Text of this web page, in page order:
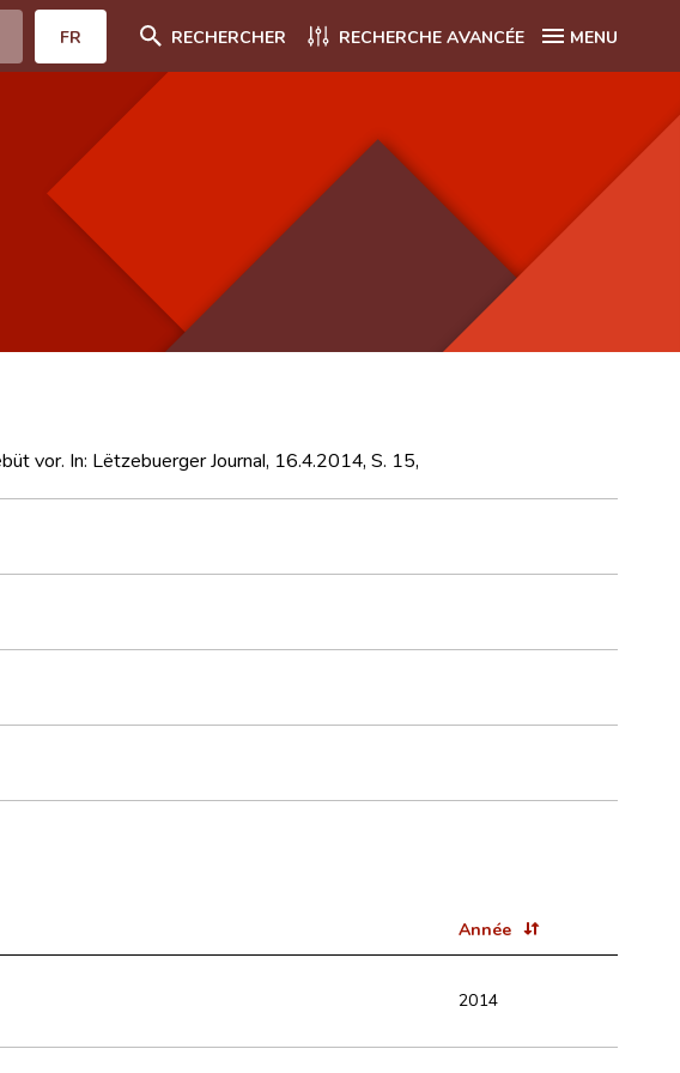
FR RECHERCHER RECHERCHE AVANCÉE MENU
vor. In: Lëtzebuerger Journal, 16.4.2014, S. 15,
Année
2014